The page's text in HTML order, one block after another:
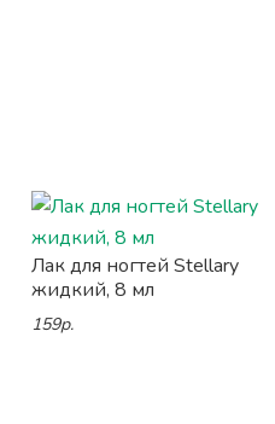
Лак для ногтей Stellary
жидкий, 8 мл
159р.